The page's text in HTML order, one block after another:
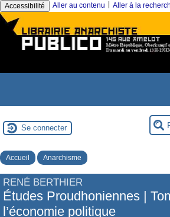
Accessibilité Aller au contenu Aller à la
Se connecter
Accueil Anarchisme
RENÉ BERTHIER
Études Proudhoniennes |
l’économie politique